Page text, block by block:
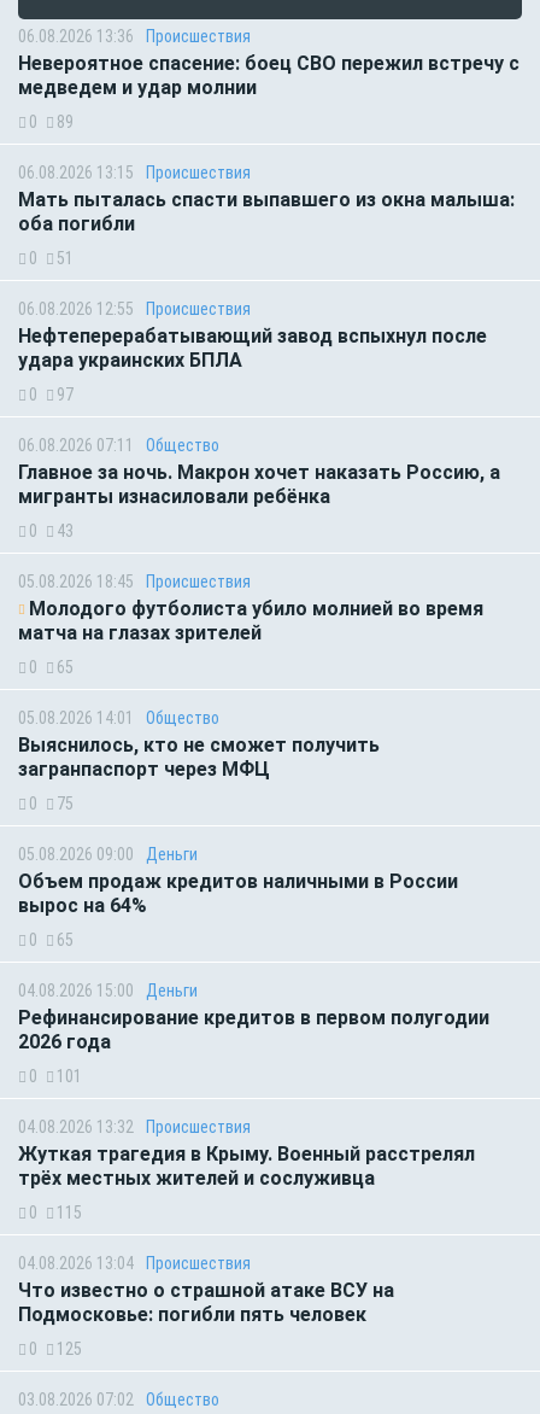
06.08.2026 13:36 Происшествия
Невероятное спасение: боец СВО пережил встречу с
медведем и удар молнии
0 89
06.08.2026 13:15 Происшествия
Мать пыталась спасти выпавшего из окна малыша:
оба погибли
0 51
06.08.2026 12:55 Происшествия
Нефтеперерабатывающий завод вспыхнул после
удара украинских БПЛА
0 97
06.08.2026 07:11 Общество
Главное за ночь. Макрон хочет наказать Россию, а
мигранты изнасиловали ребёнка
0 43
05.08.2026 18:45 Происшествия
Молодого футболиста убило молнией во время
матча на глазах зрителей
0 65
05.08.2026 14:01 Общество
Выяснилось, кто не сможет получить
загранпаспорт через МФЦ
0 75
05.08.2026 09:00 Деньги
Объем продаж кредитов наличными в России
вырос на 64%
0 65
04.08.2026 15:00 Деньги
Рефинансирование кредитов в первом полугодии
2026 года
0 101
04.08.2026 13:32 Происшествия
Жуткая трагедия в Крыму. Военный расстрелял
трёх местных жителей и сослуживца
0 115
04.08.2026 13:04 Происшествия
Что известно о страшной атаке ВСУ на
Подмосковье: погибли пять человек
0 125
03.08.2026 07:02 Общество